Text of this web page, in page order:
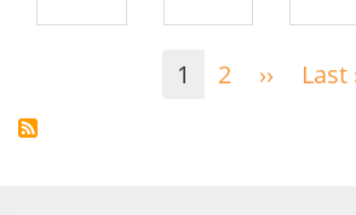
1 2 ›› Pàgina
Last